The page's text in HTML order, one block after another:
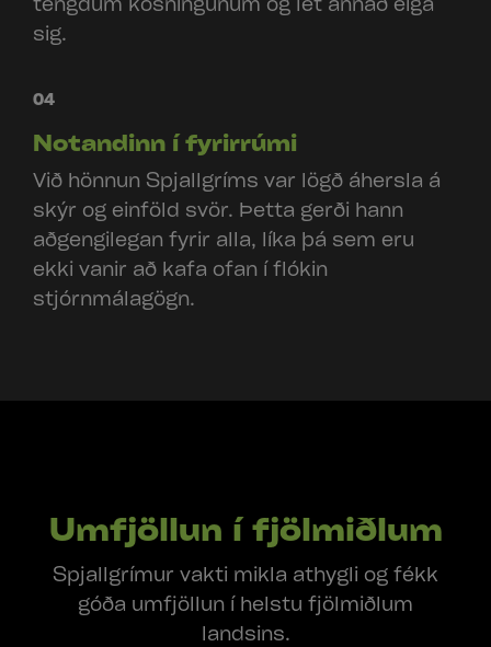
sig.
04
Notandinn í fyrirrúmi
Við hönnun Spjallgríms var lögð áhersla á
skýr og einföld svör. Þetta gerði hann
aðgengilegan fyrir alla, líka þá sem eru
ekki vanir að kafa ofan í flókin
stjórnmálagögn.
Umfjöllun í fjölmiðlum
Spjallgrímur vakti mikla athygli og fékk
góða umfjöllun í helstu fjölmiðlum
landsins.